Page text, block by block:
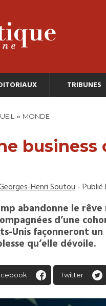
TRIBUNES
» MONDE
business
Henri Soutou-
abandonne le
d’une
Unis façonneront
qu’elle dévoile.
Twitter